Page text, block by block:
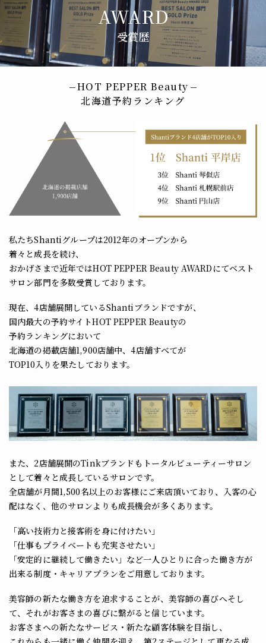
受賞歴
HOT PEPPER Beauty
北海道予約ランキング
私たちShantiグループは2012年のオープンから
着々と成長を続け、
おかげさまで近年ではHOT PEPPER Beauty AWARDにてベスト
サロン部門を多数受賞しております。
現在、4店舗展開しているShantiブランドですが、
国内最大の予約サイトHOT PEPPER Beautyの
予約ランキングにおいて
北海道の掲載店舗1,900店舗中、4店舗すべてが
TOP10入りを果たしております。
また、2店舗展開のTinkブランドもトータルビューティーサロン
として着々と成長しているサロンです。
全店舗が月間1,500名以上のお客様にご来店頂いており、入客の心
配はなく、 他のサロンよりも成長機会が多くあります。
「高い技術力と接客術を身に付けたい」
「仕事もプライベートも充実させたい」
「安定的に継続して働きたい」など一人ひとりに合った働き方が
出来る制度・キャリアプランをご用意しております。
美容師の新たな働き方を追求することが、美容師の喜びへそし
て、それがお客さまの喜びに繋がると信じています。
お客さまへの新たなサービス・新たな顧客体験を目指し、